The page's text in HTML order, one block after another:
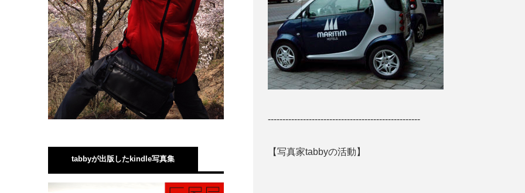
----------------------------------------------------
【写真家tabbyの活動】
tabbyが出版したkindle写真集